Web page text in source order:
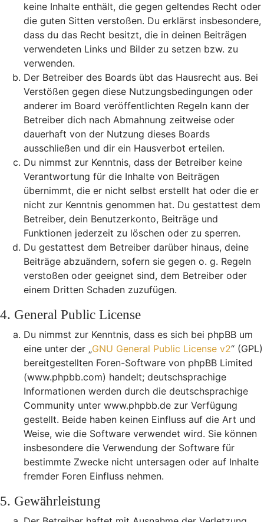
keine Inhalte enthält, die gegen geltendes Recht oder
die guten Sitten verstoßen. Du erklärst insbesondere,
dass du das Recht besitzt, die in deinen Beiträgen
verwendeten Links und Bilder zu setzen bzw. zu
verwenden.
Der Betreiber des Boards übt das Hausrecht aus. Bei
Verstößen gegen diese Nutzungsbedingungen oder
anderer im Board veröffentlichten Regeln kann der
Betreiber dich nach Abmahnung zeitweise oder
dauerhaft von der Nutzung dieses Boards
ausschließen und dir ein Hausverbot erteilen.
Du nimmst zur Kenntnis, dass der Betreiber keine
Verantwortung für die Inhalte von Beiträgen
übernimmt, die er nicht selbst erstellt hat oder die er
nicht zur Kenntnis genommen hat. Du gestattest dem
Betreiber, dein Benutzerkonto, Beiträge und
Funktionen jederzeit zu löschen oder zu sperren.
Du gestattest dem Betreiber darüber hinaus, deine
Beiträge abzuändern, sofern sie gegen o. g. Regeln
verstoßen oder geeignet sind, dem Betreiber oder
einem Dritten Schaden zuzufügen.
4. General Public License
Du nimmst zur Kenntnis, dass es sich bei phpBB um
eine unter der „GNU General Public License v2“ (GPL)
bereitgestellten Foren-Software von phpBB Limited
(www.phpbb.com) handelt; deutschsprachige
Informationen werden durch die deutschsprachige
Community unter www.phpbb.de zur Verfügung
gestellt. Beide haben keinen Einfluss auf die Art und
Weise, wie die Software verwendet wird. Sie können
insbesondere die Verwendung der Software für
bestimmte Zwecke nicht untersagen oder auf Inhalte
fremder Foren Einfluss nehmen.
5. Gewährleistung